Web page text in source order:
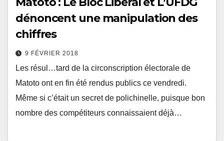
dénoncent une manipulation des
chiffres
9 FÉVRIER 2018
Les résul…tard de la circonscription électorale de
Matoto ont en fin été rendus publics ce vendredi.
Même si c’était un secret de polichinelle, puisque bon
nombre des compétiteurs connaissaient déjà…